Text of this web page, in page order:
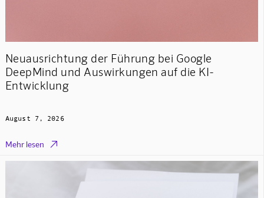
Neuausrichtung der Führung bei Google
DeepMind und Auswirkungen auf die KI-
Entwicklung
August 7, 2026
Mehr lesen 